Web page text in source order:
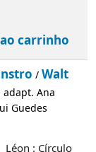
; trad. e
Leitores,